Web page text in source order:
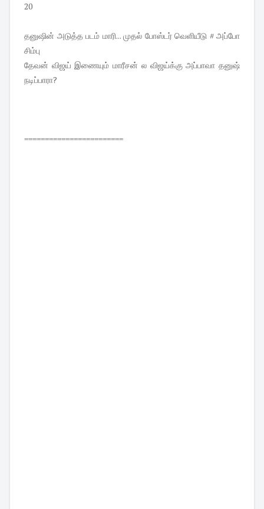
20
தனுஷின் அடுத்த படம் மாரி... முதல் போஸ்டர் வெளியீடு # அப்போ
சிம்பு
தேவன் விஜய் இணையும் மாரீசன் ல விஜய்க்கு அப்பாவா தனுஷ்
நடிப்பாரா?
========================